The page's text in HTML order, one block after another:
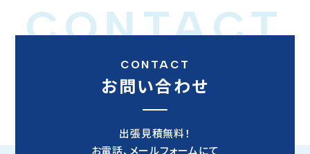
CONTACT
CONTACT
お問い合わせ
出張見積無料！
お電話、メールフォームにて